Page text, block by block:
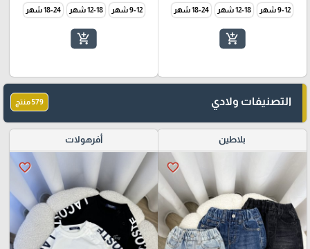
9-12 شهر 12-18 شهر 18-24 شهر
add_shopping_cart
9-12 شهر 12-18 شهر 18-24 شهر
add_shopping_cart
التصنيفات ولادي 579 منتج
بلاطين
favorite_border
أفرهولات
favorite_border